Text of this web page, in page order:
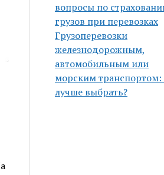
вопросы по
грузов при перевозках
Грузоперевозки
железнодорожным,
автомобильным или
морским транспортом:
лучше выбрать?